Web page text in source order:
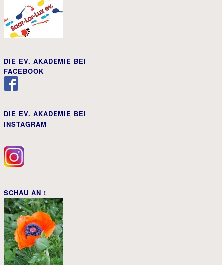
DIE EV. AKADEMIE BEI
FACEBOOK
DIE EV. AKADEMIE BEI
INSTAGRAM
SCHAU AN !